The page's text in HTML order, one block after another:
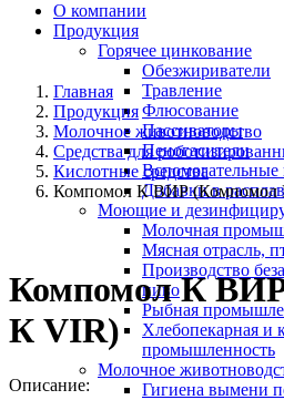
О компании
Продукция
Горячее цинкование
Обезжириватели
Травление
Флюсование
Пассиваторы
Пеногасители
Вспомогательные
Добавки в
Моющие и
Молочная
Мясная отрасль,
Производство
пиво
Рыбная
Хлебопекарная и
промышленность
Молочное
Гигиена вымени
Главная
Продукция
Молочное животноводство
Средства для
Кислотные средства
Компомол К ВИР (Компомол
Компомол К
К VIR)
Описание: